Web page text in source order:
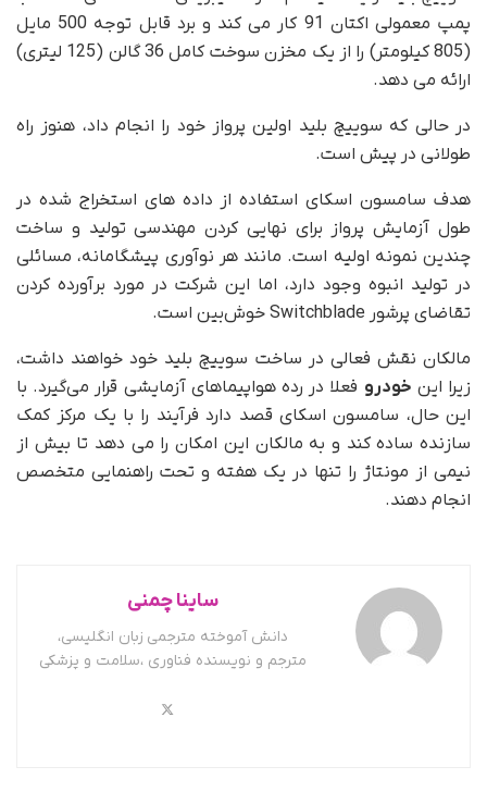
پمپ معمولی اکتان 91 کار می کند و برد قابل توجه 500 مایل
(805 کیلومتر) را از یک مخزن سوخت کامل 36 گالن (125 لیتری)
ارائه می دهد.
در حالی که سوییچ بلید اولین پرواز خود را انجام داد، هنوز راه
طولانی در پیش است.
هدف سامسون اسکای استفاده از داده های استخراج شده در
طول آزمایش پرواز برای نهایی کردن مهندسی تولید و ساخت
چندین نمونه اولیه است. مانند هر نوآوری پیشگامانه، مسائلی
در تولید انبوه وجود دارد، اما این شرکت در مورد برآورده کردن
تقاضای پرشور Switchblade خوش‌بین است.
مالکان نقش فعالی در ساخت سوییچ بلید خود خواهند داشت،
زیرا این خودرو فعلا در رده هواپیماهای آزمایشی قرار می‌گیرد. با
این حال، سامسون اسکای قصد دارد فرآیند را با یک مرکز کمک
سازنده ساده کند و به مالکان این امکان را می دهد تا بیش از
نیمی از مونتاژ را تنها در یک هفته و تحت راهنمایی متخصص
انجام دهند.
ساینا چمنی
دانش آموخته مترجمی زبان انگلیسی،
مترجم و نویسنده فناوری ،سلامت و پزشکی